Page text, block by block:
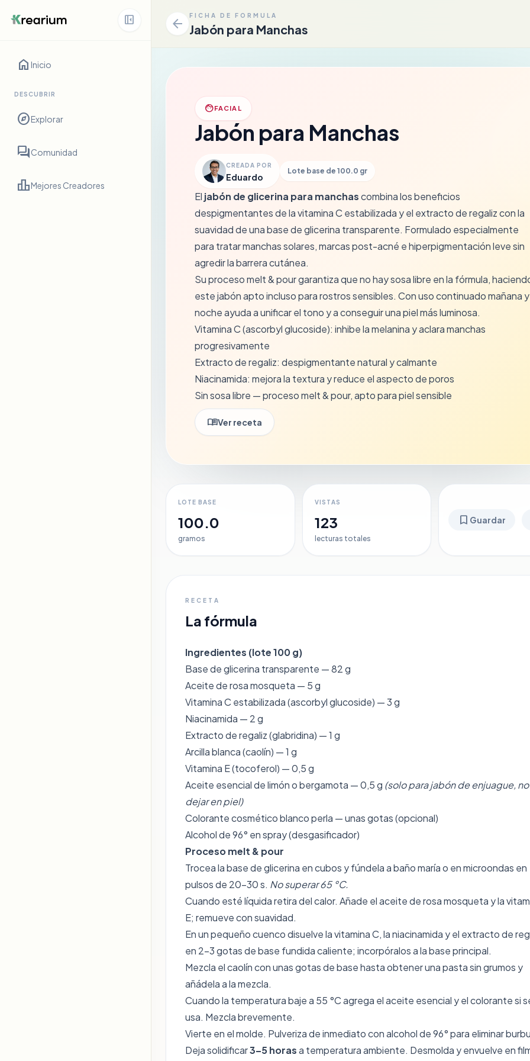
left_panel_close
home Inicio
DESCUBRIR
exploreExplorar
forumComunidad
leaderboardMejores Creadores
arrow_back FICHA DE FORMULA
Jabón para Manchas
faceFACIAL
Jabón para Manchas
CREADA POR
Eduardo
Lote base de 100.0 gr
El jabón de glicerina para manchascombina los beneficios
despigmentantes de la vitamina C estabilizada y el extracto de regaliz con la
suavidad de una base de glicerina transparente. Formulado especialmente
para tratar manchas solares, marcas post-acné e hiperpigmentación leve sin
agredir la barrera cutánea.
Su proceso melt & pour garantiza que no hay sosa libre en la fórmula,
este jabón apto incluso para rostros sensibles. Con uso continuado mañana y
noche ayuda a unificar el tono y a conseguir una piel más luminosa.
Vitamina C (ascorbyl glucoside): inhibe la melanina y aclara manchas
progresivamente
Extracto de regaliz: despigmentante natural y calmante
Niacinamida: mejora la textura y reduce el aspecto de poros
Sin sosa libre — proceso melt & pour, apto para piel sensible
menu_bookVer receta
LOTE BASE
100.0
gramos
VISTAS
123
lecturas totales
bookmark Guardar
RECETA
La fórmula
Ingredientes (lote 100 g)
Base de glicerina transparente — 82 g
Aceite de rosa mosqueta — 5 g
Vitamina C estabilizada (ascorbyl glucoside) — 3 g
Niacinamida — 2 g
Extracto de regaliz (glabridina) — 1 g
Arcilla blanca (caolín) — 1 g
Vitamina E (tocoferol) — 0,5 g
Aceite esencial de limón o bergamota — 0,5 g (solo para jabón de enjuague, no
dejar en piel)
Colorante cosmético blanco perla — unas gotas (opcional)
Alcohol de 96° en spray (desgasificador)
Proceso melt & pour
Trocea la base de glicerina en cubos y fúndela a baño maría o en microondas en
pulsos de 20–30 s. No superar 65 °C.
Cuando esté líquida retira del calor. Añade el aceite de rosa mosqueta y la
E; remueve con suavidad.
En un pequeño cuenco disuelve la vitamina C, la niacinamida y el extracto de
en 2–3 gotas de base fundida caliente; incorpóralos a la base principal.
Mezcla el caolín con unas gotas de base hasta obtener una pasta sin grumos y
añádela a la mezcla.
Cuando la temperatura baje a 55 °C agrega el aceite esencial y el colorante si
usa. Mezcla brevemente.
Vierte en el molde. Pulveriza de inmediato con alcohol de 96° para eliminar
Deja solidificar3–5 horasa temperatura ambiente. Desmolda y envuelve en